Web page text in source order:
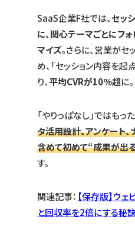
SaaS企業F社では、セッ
に、関心テーマごとにフ
マイズ。さらに、営業がセ
め、「セッション内容を
り、平均CVRが10％超に。
「やりっぱなし」ではもっ
タ活用設計、アンケート
含めて初めて“成果が出
す。
関連記事： 【保存版】ウ
と回収率を2倍にする秘